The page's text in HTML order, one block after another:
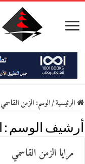
الرئيسية/الوسم:الزمن القاسمي
أرشيف الوسم :
مرايا الزمن القاسمي